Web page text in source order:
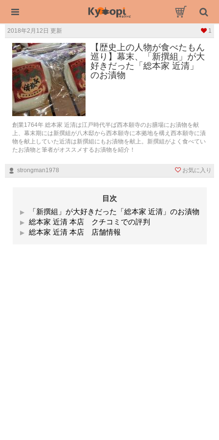
2018年2月12日 更新 1
【歴史上の人物が食べたもん
巡り】幕末、「新撰組」が大
好きだった「総本家 近清」
のお漬物
創業1764年 総本家 近清は江戸時代半ば西本願寺のお膳場にお漬物を献
上、幕末期には新撰組が八木邸から西本願寺に本拠地を構え西本願寺に漬
物を献上していた近清は新撰組にもお漬物を献上。新撰組がよく食べてい
たお漬物と筆者がオススメするお漬物を紹介！
strongman1978 お気に入り
目次
「新撰組」が大好きだった「総本家 近清」のお漬物
総本家 近清 本店 クチコミでの評判
総本家 近清 本店 店舗情報